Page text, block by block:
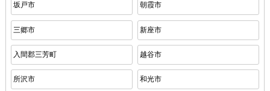
坂戸市 朝霞市
三郷市 新座市
入間郡三芳町 越谷市
所沢市 和光市